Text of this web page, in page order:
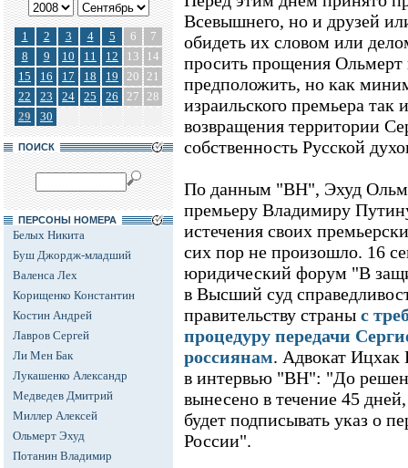
1 2 3 4 5 6
7
8
9 10 11 12 13
14
15
16 17 18 19 20 21
22
23 24 25 26 27 28
29
30
ПОИСК
ПЕРСОНЫ НОМЕРА
Белых Никита
Буш Джордж-младший
Валенса Лех
Корищенко Константин
Костин Андрей
Лавров Сергей
Ли Мен Бак
Лукашенко Александр
Медведев Дмитрий
Миллер Алексей
Ольмерт Эхуд
Потанин Владимир
Всевышнего, но и друзей
обидеть их словом или
просить прощения
предположить, но как
израильского премьера
возвращения территории
собственность Русской
По данным "ВН", Эхуд
премьеру Владимиру
истечения своих
сих пор не произошло. 16
юридический форум "В
в Высший суд
правительству страны с
процедуру передачи
россиянам. Адвокат Ицхак
в интервью "ВН": "До
вынесено в течение 45
будет подписывать указ о
России".